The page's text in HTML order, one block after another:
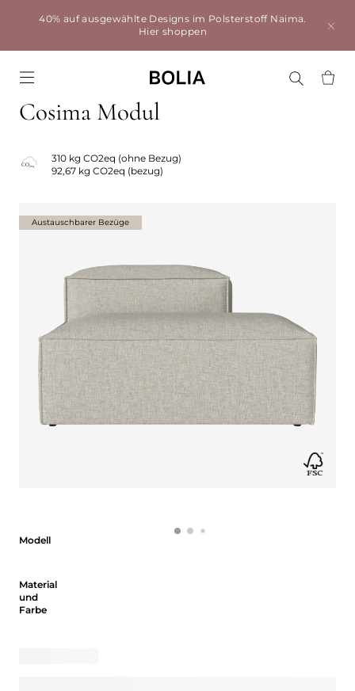
40% auf ausgewählte Designs im Polsterstoff Naima.
Hier shoppen
Cosima Modul
310 kg CO2eq (ohne Bezug)
92,67 kg CO2eq (bezug)
Modell
Material
und
Farbe
Austauschbarer Bezüge